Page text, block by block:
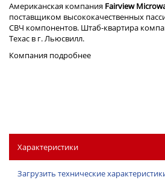
Американская компания Fairview
поставщиком высококачественных
СВЧ компонентов. Штаб-квартира
Техас в г. Льюсвилл.
Компания подробнее
Характеристики
Загрузить технические